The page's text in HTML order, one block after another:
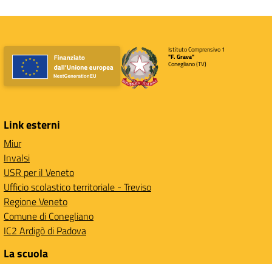
Istituto Comprensivo 1
"F. Grava"
Conegliano (TV)
Link esterni
Miur
Invalsi
USR per il Veneto
Ufficio scolastico territoriale - Treviso
Regione Veneto
Comune di Conegliano
IC2 Ardigò di Padova
La scuola